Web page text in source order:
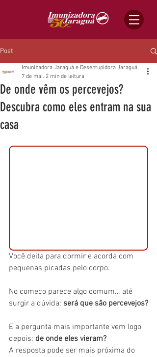
Post
De onde vêm os percevejos?
Descubra como eles entram na sua
casa
Imunizadora Jaraguá e Desentupidora Jaraguá
7 de mai. 2 min de leitura
Você deita para dormir e acorda com
pequenas picadas pelo corpo.
No começo parece algo comum… até
surgir a dúvida: será que são percevejos?
E a pergunta mais importante vem logo
depois: de onde eles vieram?
A resposta pode ser mais próxima do